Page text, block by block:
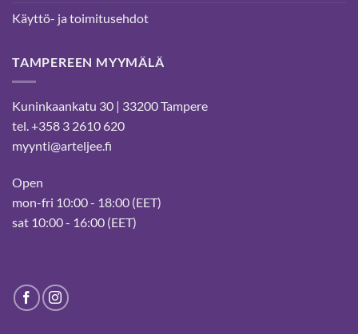
Käyttö- ja toimitusehdot
TAMPEREEN MYYMÄLÄ
Kuninkaankatu 30 | 33200 Tampere
tel. +358 3 2610 620
myynti@arteljee.fi
Open
mon-fri 10:00 - 18:00 (EET)
sat 10:00 - 16:00 (EET)